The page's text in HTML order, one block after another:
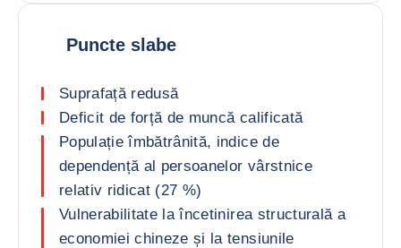
Puncte slabe
Suprafață redusă
Deficit de forță de muncă calificată
Populație îmbătrânită, indice de
dependență al persoanelor vârstnice
relativ ridicat (27 %)
Vulnerabilitate la încetinirea structurală a
economiei chineze și la tensiunile